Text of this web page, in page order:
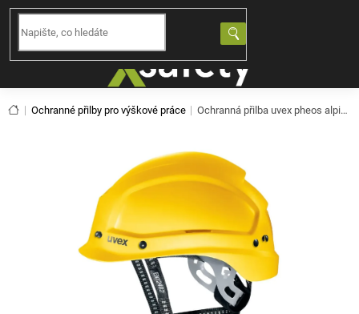
Přejít
obsah
Domů
Ochranné přilby pro výškové práce Ochranná přilba uvex pheos alpine - žlutá